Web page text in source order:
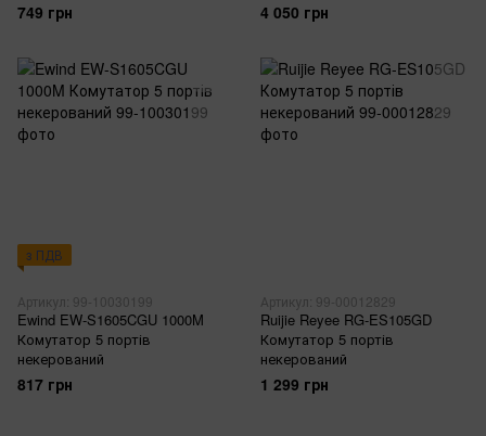
749 грн 4 050 грн
з ПДВ
Артикул: 99-10030199
Ewind EW-S1605CGU 1000M
Комутатор 5 портів
некерований
817 грн
Артикул: 99-00012829
Ruijie Reyee RG-ES105GD
Комутатор 5 портів
некерований
1 299 грн